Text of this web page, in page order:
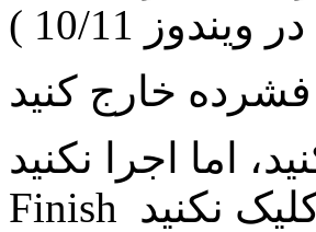
10/11 )
نکنید. ( در انتها روی دکمه